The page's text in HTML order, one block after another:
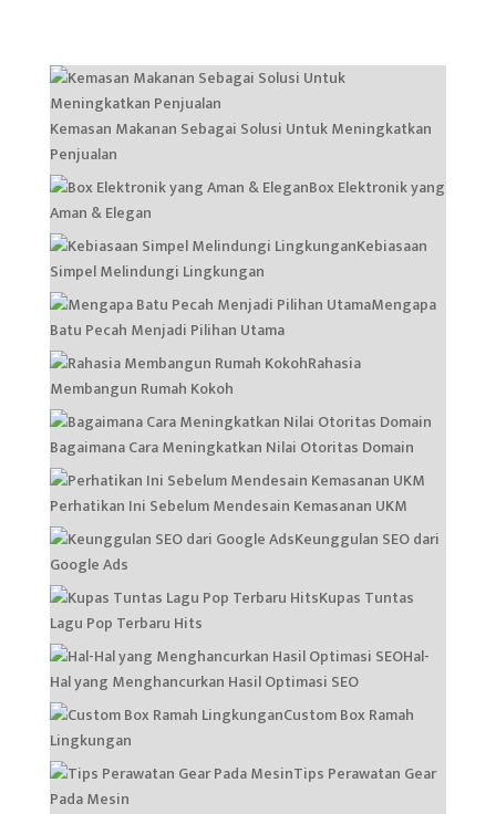
Kemasan Makanan Sebagai Solusi Untuk Meningkatkan
Penjualan
Box Elektronik yang
Aman & Elegan
Kebiasaan
Simpel Melindungi Lingkungan
Mengapa
Batu Pecah Menjadi Pilihan Utama
Rahasia
Membangun Rumah Kokoh
Bagaimana Cara Meningkatkan Nilai Otoritas Domain
Perhatikan Ini Sebelum Mendesain Kemasanan UKM
Keunggulan SEO dari
Google Ads
Kupas Tuntas
Lagu Pop Terbaru Hits
Hal-
Hal yang Menghancurkan Hasil Optimasi SEO
Custom Box Ramah
Lingkungan
Tips Perawatan Gear
Pada Mesin